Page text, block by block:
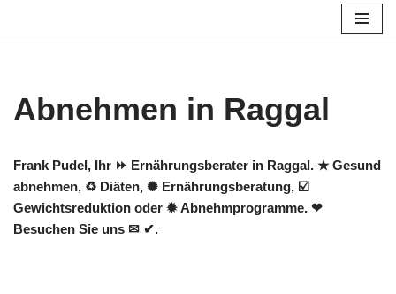
Abnehmen in Raggal
Frank Pudel, Ihr ⏩ Ernährungsberater in Raggal. ★ Gesund
abnehmen, ♻ Diäten, ✺ Ernährungsberatung, ☑️
Gewichtsreduktion oder ✹ Abnehmprogramme. ❤
Besuchen Sie uns ✉ ✔.